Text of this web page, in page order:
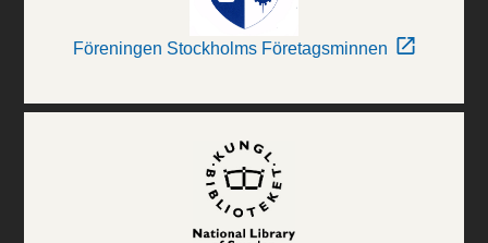
Föreningen Stockholms Företagsminnen